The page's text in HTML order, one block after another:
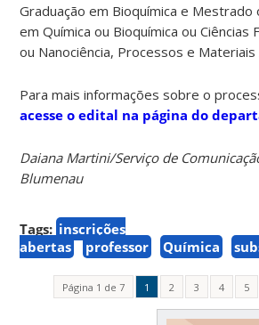
Graduação em Bioquímica e Mestrado
em Química ou Bioquímica ou Ciências
ou Nanociência, Processos e Materiais
Para mais informações sobre o
acesse o edital na página do
Daiana Martini/Serviço de
Blumenau
Tags: inscrições
abertas
professor Química
Página 1 de 7 1 2 3 4 5